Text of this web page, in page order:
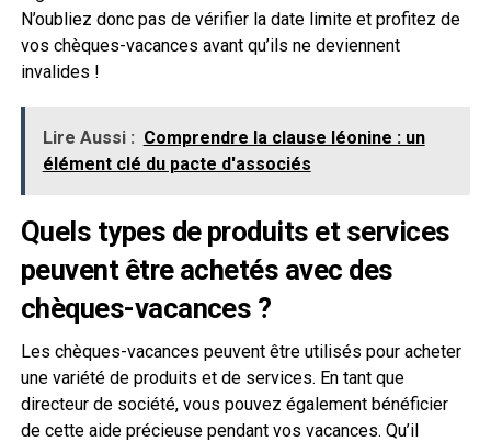
N’oubliez donc pas de vérifier la date limite et profitez de
vos chèques-vacances avant qu’ils ne deviennent
invalides !
Lire Aussi : Comprendre la clause léonine : un
élément clé du pacte d'associés
Quels types de produits et services
peuvent être achetés avec des
chèques-vacances ?
Les chèques-vacances peuvent être utilisés pour acheter
une variété de produits et de services. En tant que
directeur de société, vous pouvez également bénéficier
de cette aide précieuse pendant vos vacances. Qu’il